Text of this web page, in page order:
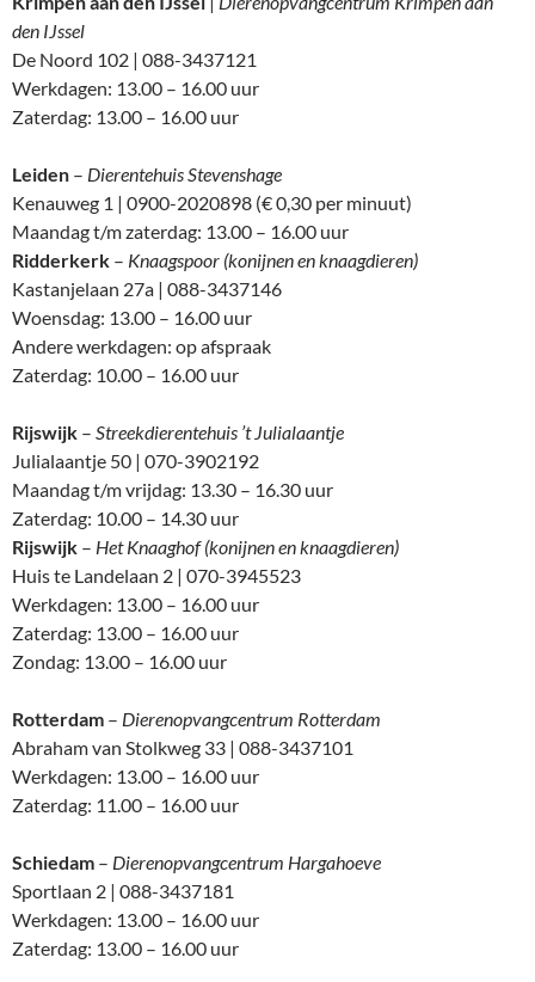
den IJssel
De Noord 102 | 088-3437121
Werkdagen: 13.00 – 16.00 uur
Zaterdag: 13.00 – 16.00 uur
Leiden – Dierentehuis Stevenshage
Kenauweg 1 | 0900-2020898 (€ 0,30 per minuut)
Maandag t/m zaterdag: 13.00 – 16.00 uur
Ridderkerk – Knaagspoor (konijnen en knaagdieren)
Kastanjelaan 27a | 088-3437146
Woensdag: 13.00 – 16.00 uur
Andere werkdagen: op afspraak
Zaterdag: 10.00 – 16.00 uur
Rijswijk – Streekdierentehuis ’t Julialaantje
Julialaantje 50 | 070-3902192
Maandag t/m vrijdag: 13.30 – 16.30 uur
Zaterdag: 10.00 – 14.30 uur
Rijswijk – Het Knaaghof (konijnen en knaagdieren)
Huis te Landelaan 2 | 070-3945523
Werkdagen: 13.00 – 16.00 uur
Zaterdag: 13.00 – 16.00 uur
Zondag: 13.00 – 16.00 uur
Rotterdam – Dierenopvangcentrum Rotterdam
Abraham van Stolkweg 33 | 088-3437101
Werkdagen: 13.00 – 16.00 uur
Zaterdag: 11.00 – 16.00 uur
Schiedam – Dierenopvangcentrum Hargahoeve
Sportlaan 2 | 088-3437181
Werkdagen: 13.00 – 16.00 uur
Zaterdag: 13.00 – 16.00 uur